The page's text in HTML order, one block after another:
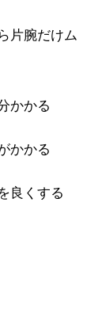
片腕だけム
かかる
かかる
良くする